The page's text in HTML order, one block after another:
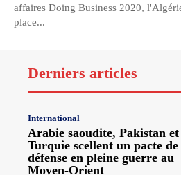
affaires Doing Business 2020,
place...
Derniers articles
International
Arabie saoudite, Pakistan et
Turquie scellent un pacte de
défense en pleine guerre au
Moyen-Orient